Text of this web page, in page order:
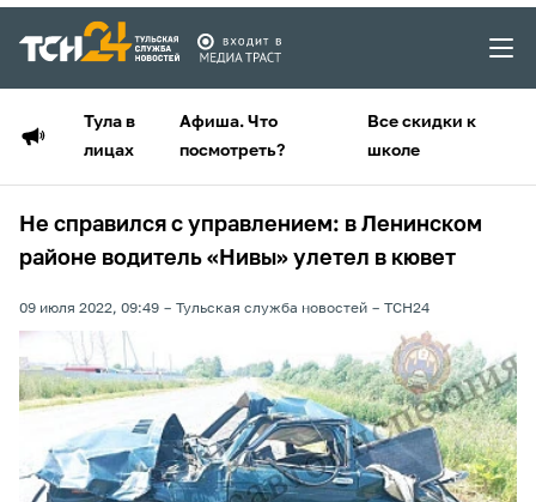
Тула в
лицах
Афиша. Что
посмотреть?
Все скидки к
школе
Не справился с управлением: в Ленинском
районе водитель «Нивы» улетел в кювет
09 июля 2022, 09:49 Тульская служба новостей ТСН24